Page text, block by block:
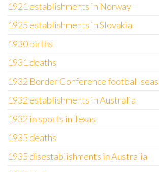
1921 establishments in Norway
1925 establishments in Slovakia
1930 births
1931 deaths
1932 Border Conference football
1932 establishments in Australia
1932 in sports in Texas
1935 deaths
1935 disestablishments in Australia